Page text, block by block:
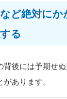
ど絶対に
る
背後には予期せ
あります。